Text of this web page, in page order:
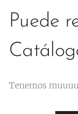
Puede
Tenemos